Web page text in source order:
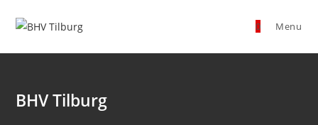
naar
0 Menu
BHV Tilburg